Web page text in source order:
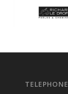
TELEPHONE